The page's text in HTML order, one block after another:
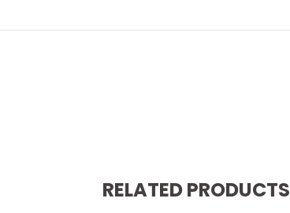
RELATED PRODUCTS